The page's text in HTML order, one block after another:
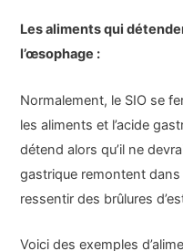
Les aliments qui
l’œsophage :
Normalement, le SIO se
les aliments et l’acide
détend alors qu’il ne
gastrique remontent
ressentir des brûlures
Voici des exemples